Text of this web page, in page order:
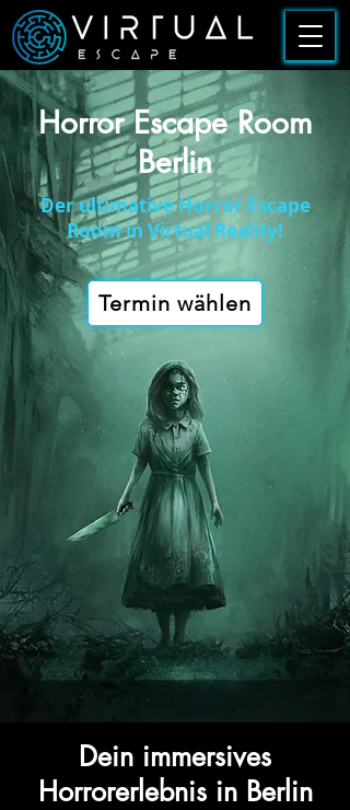
Horror Escape Room
Berlin
Der ultimative Horror Escape
Room in Virtual Reality!
Termin wählen
Dein immersives
Horrorerlebnis in Berlin